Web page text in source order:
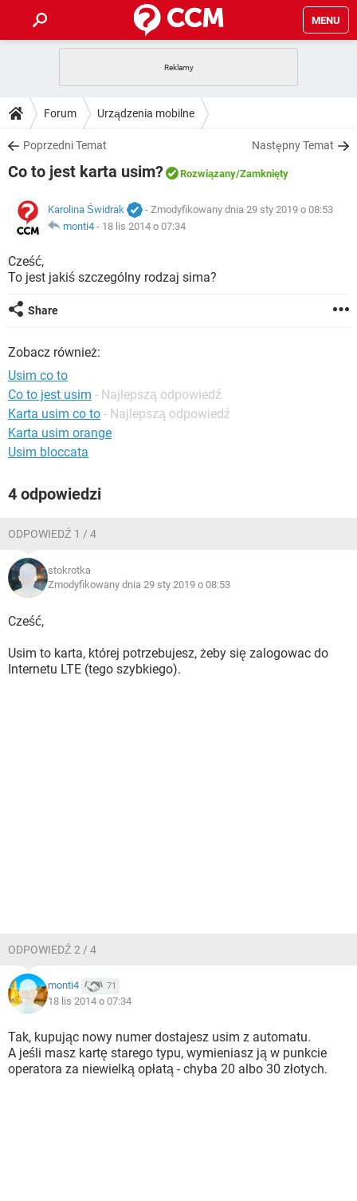
MENU
GRY WHATSAPP
SPOTIFY
INSTAGRAM FACEBOOK
WINDOWS 10
PORADY
PlayStation TIKTOK
INSTAGRAM FACEBOOK
DO POBRANIA
ANDROID TIKTOK
GRY
IOS
INSTAGRAM
WINDOWS 10
COVID-19 TIKTOK
SPOTIFY
ARTYKUŁY
COVID-19
GRY WHATSAPP
SPOTIFY
Forum Urządzenia mobilne
Poprzedni Temat Następny Temat
Co to jest karta usim? Rozwiązany/Zamknięty
Karolina Świdrak
- Zmodyfikowany dnia 29 sty 2019 o 08:53
monti4 - 18 lis 2014 o 07:34
Cześć,
To jest jakiś szczególny rodzaj sima?
Share
Zobacz również:
Usim co to
Co to jest usim - Najlepszą odpowiedź
Karta usim co to - Najlepszą odpowiedź
Karta usim orange
Usim bloccata
4 odpowiedzi
ODPOWIEDŹ 1 / 4
stokrotka
Zmodyfikowany dnia 29 sty 2019 o 08:53
Cześć,
Usim to karta, której potrzebujesz, żeby się zalogowac do
Internetu LTE (tego szybkiego).
ODPOWIEDŹ 2 / 4
monti4 71
18 lis 2014 o 07:34
Tak, kupując nowy numer dostajesz usim z automatu.
A jeśli masz kartę starego typu, wymieniasz ją w punkcie
operatora za niewielką opłatą - chyba 20 albo 30 złotych.